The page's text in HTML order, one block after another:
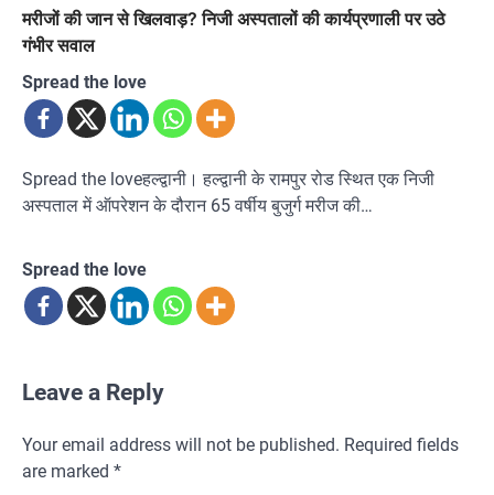
मरीजों की जान से खिलवाड़? निजी अस्पतालों की कार्यप्रणाली पर उठे
गंभीर सवाल
Spread the love
Spread the loveहल्द्वानी। हल्द्वानी के रामपुर रोड स्थित एक निजी
अस्पताल में ऑपरेशन के दौरान 65 वर्षीय बुजुर्ग मरीज की…
Spread the love
Leave a Reply
Your email address will not be published. Required fields
are marked *